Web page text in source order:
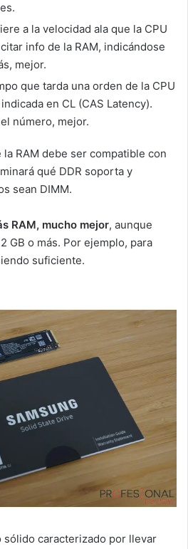
a la velocidad ala que la CPU
info de la RAM, indicándose
mejor.
que tarda una orden de la CPU
en CL (CAS Latency).
número, mejor.
RAM debe ser compatible con
qué DDR soporta y
sean DIMM.
RAM, mucho mejor, aunque
GB o más. Por ejemplo, para
suficiente.
sólido caracterizado por llevar